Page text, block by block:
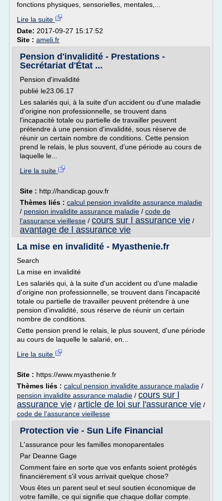
fonctions physiques, sensorielles, mentales,...
Lire la suite
Date: 2017-09-27 15:17:52
Site : ameli.fr
Pension d'invalidité - Prestations -
Secrétariat d'État ...
Pension d'invalidité
publié le23.06.17
Les salariés qui, à la suite d'un accident ou d'une maladie
d'origine non professionnelle, se trouvent dans
l'incapacité totale ou partielle de travailler peuvent
prétendre à une pension d'invalidité, sous réserve de
réunir un certain nombre de conditions. Cette pension
prend le relais, le plus souvent, d'une période au cours de
laquelle le...
Lire la suite
Site : http://handicap.gouv.fr
Thèmes liés : calcul pension invalidite assurance maladie
/ pension invalidite assurance maladie / code de
l'assurance vieillesse / cours sur l assurance vie /
avantage de l assurance vie
La mise en invalidité - Myasthenie.fr
Search
La mise en invalidité
Les salariés qui, à la suite d'un accident ou d'une maladie
d'origine non professionnelle, se trouvent dans l'incapacité
totale ou partielle de travailler peuvent prétendre à une
pension d'invalidité, sous réserve de réunir un certain
nombre de conditions.
Cette pension prend le relais, le plus souvent, d'une période
au cours de laquelle le salarié, en...
Lire la suite
Site : https://www.myasthenie.fr
Thèmes liés : calcul pension invalidite assurance maladie /
pension invalidite assurance maladie / cours sur l
assurance vie / article de loi sur l'assurance vie /
code de l'assurance vieillesse
Protection vie - Sun Life Financial
L'assurance pour les familles monoparentales
Par Deanne Gage
Comment faire en sorte que vos enfants soient protégés
financièrement s'il vous arrivait quelque chose?
Vous êtes un parent seul et seul soutien économique de
votre famille, ce qui signifie que chaque dollar compte.